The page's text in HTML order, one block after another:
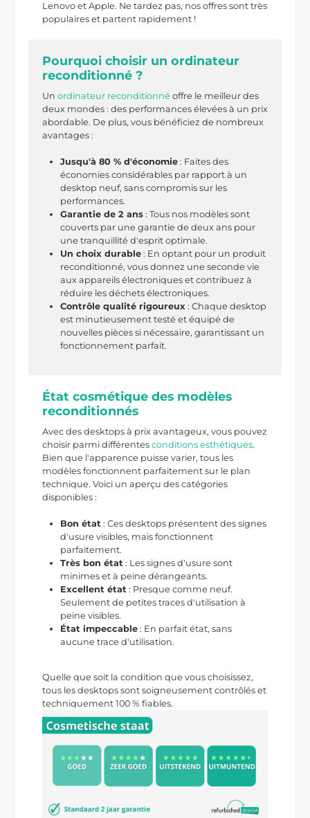
Lenovo et Apple. Ne tardez pas, nos offres sont très
populaires et partent rapidement !
Pourquoi choisir un ordinateur
reconditionné ?
Un ordinateur reconditionné offre le meilleur des
deux mondes : des performances élevées à un prix
abordable. De plus, vous bénéficiez de nombreux
avantages :
Jusqu'à 80 % d'économie: Faites des
économies considérables par rapport à un
desktop neuf, sans compromis sur les
performances.
Garantie de 2 ans: Tous nos modèles sont
couverts par une garantie de deux ans pour
une tranquillité d'esprit optimale.
Un choix durable: En optant pour un produit
reconditionné, vous donnez une seconde vie
aux appareils électroniques et contribuez à
réduire les déchets électroniques.
Contrôle qualité rigoureux: Chaque desktop
est minutieusement testé et équipé de
nouvelles pièces si nécessaire, garantissant un
fonctionnement parfait.
État cosmétique des modèles
reconditionnés
Avec des desktops à prix avantageux, vous pouvez
choisir parmi différentes conditions esthétiques.
Bien que l'apparence puisse varier, tous les
modèles fonctionnent parfaitement sur le plan
technique. Voici un aperçu des catégories
disponibles :
Bon état: Ces desktops présentent des signes
d'usure visibles, mais fonctionnent
parfaitement.
Très bon état: Les signes d'usure sont
minimes et à peine dérangeants.
Excellent état: Presque comme neuf.
Seulement de petites traces d'utilisation à
peine visibles.
État impeccable: En parfait état, sans
aucune trace d'utilisation.
Quelle que soit la condition que vous choisissez,
tous les desktops sont soigneusement contrôlés et
techniquement 100 % fiables.